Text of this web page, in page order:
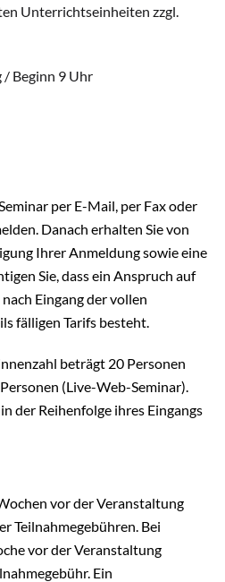
Unterrichtseinheiten zzgl.
/ Beginn 9 Uhr
per E-Mail, per Fax oder
Danach erhalten Sie von
Ihrer Anmeldung sowie eine
Sie, dass ein Anspruch auf
Eingang der vollen
fälligen Tarifs besteht.
beträgt 20 Personen
(Live-Web-Seminar).
der Reihenfolge ihres Eingangs
vor der Veranstaltung
Teilnahmegebühren. Bei
vor der Veranstaltung
Ein